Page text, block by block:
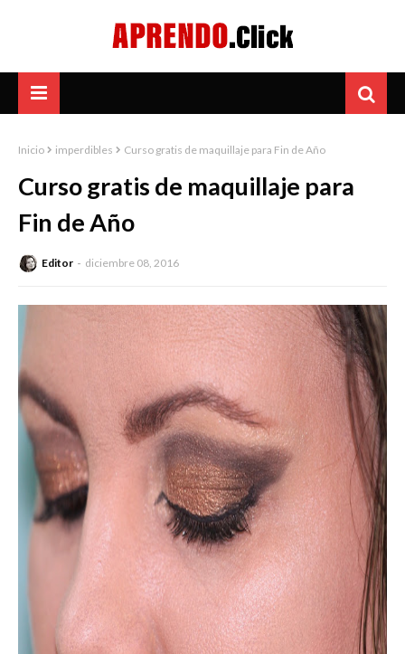
Inicio imperdibles Curso gratis de maquillaje para Fin de Año
Curso gratis de maquillaje para
Fin de Año
Editor diciembre 08, 2016